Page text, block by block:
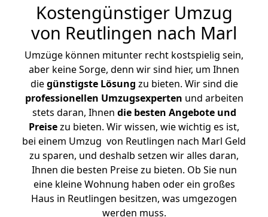
Kostengünstiger Umzug
von Reutlingen nach Marl
Umzüge können mitunter recht kostspielig sein,
aber keine Sorge, denn wir sind hier, um Ihnen
diegünstigste Lösung zu bieten. Wir sind die
professionellen Umzugsexperten und arbeiten
stets daran, Ihnen die besten Angebote und
Preisezu bieten. Wir wissen, wie wichtig es ist,
bei einem Umzug von Reutlingen nach Marl Geld
zu sparen, und deshalb setzen wir alles daran,
Ihnen die besten Preise zu bieten. Ob Sie nun
eine kleine Wohnung haben oder ein großes
Haus in Reutlingen besitzen, was umgezogen
werden muss.